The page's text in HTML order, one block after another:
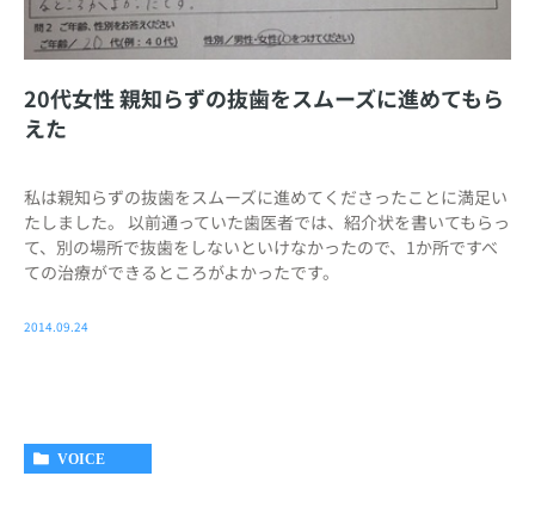
20代女性 親知らずの抜歯をスムーズに進めてもら
えた
私は親知らずの抜歯をスムーズに進めてくださったことに満足い
たしました。 以前通っていた歯医者では、紹介状を書いてもらっ
て、別の場所で抜歯をしないといけなかったので、1か所ですべ
ての治療ができるところがよかったです。
2014.09.24
VOICE